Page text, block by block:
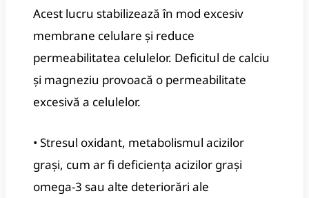
Acest lucru stabilizează în mod excesiv
membrane celulare și reduce
permeabilitatea celulelor. Deficitul de calciu
și magneziu provoacă o permeabilitate
excesivă a celulelor.
• Stresul oxidant, metabolismul acizilor
grași, cum ar fi deficiența acizilor grași
omega-3 sau alte deteriorări ale